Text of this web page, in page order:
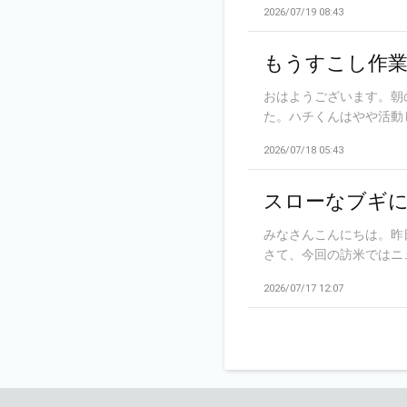
2026/07/19 08:43
もうすこし作
おはようございます。
た。ハチくんはやや活
2026/07/18 05:43
スローなブギ
みなさんこんにちは。
さて、今回の訪米では
2026/07/17 12:07